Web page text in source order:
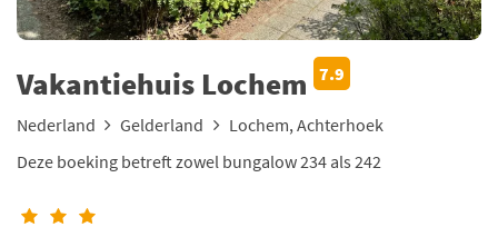
Vakantiehuis Lochem 7.9
Nederland Gelderland
Lochem, Achterhoek
Deze boeking betreft zowel bungalow 234 als 242